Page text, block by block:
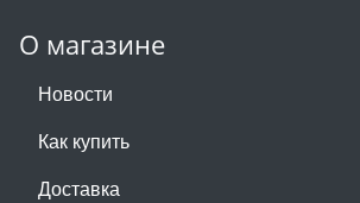
О магазине
Новости
Как купить
Доставка